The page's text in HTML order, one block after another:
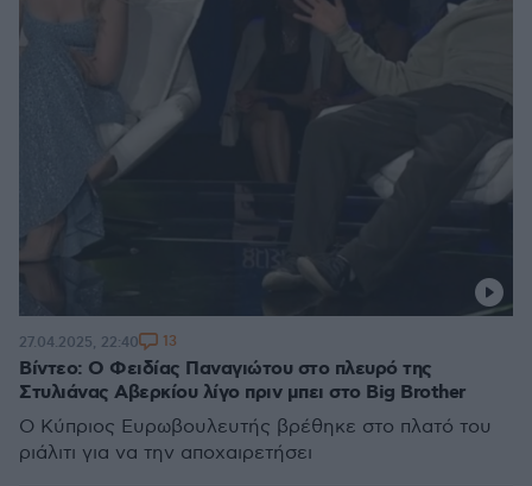
Βίντεο: Ο Φειδίας Παναγιώτου στο πλευρό της
Στυλιάνας Αβερκίου λίγο πριν μπει στο Big Brother
Ο Κύπριος Ευρωβουλευτής βρέθηκε στο πλατό του
ριάλιτι για να την αποχαιρετήσει
27.04.2025, 22:40 13